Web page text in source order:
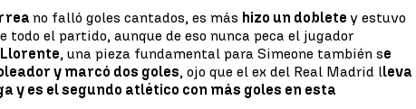
no falló goles cantados, es más hizo un dobletey estuvo
todo el partido, aunque de eso nunca peca el jugador
Llorente, una pieza fundamental para Simeone también se
y marcó dos goles, ojo que el ex del Real Madrid lleva
y es el segundo atlético con más goles en esta